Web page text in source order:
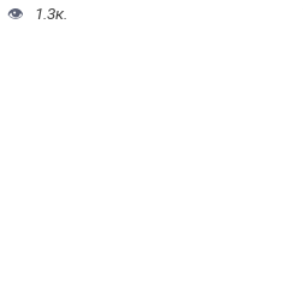
1.3к.